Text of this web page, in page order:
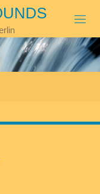
UNDS